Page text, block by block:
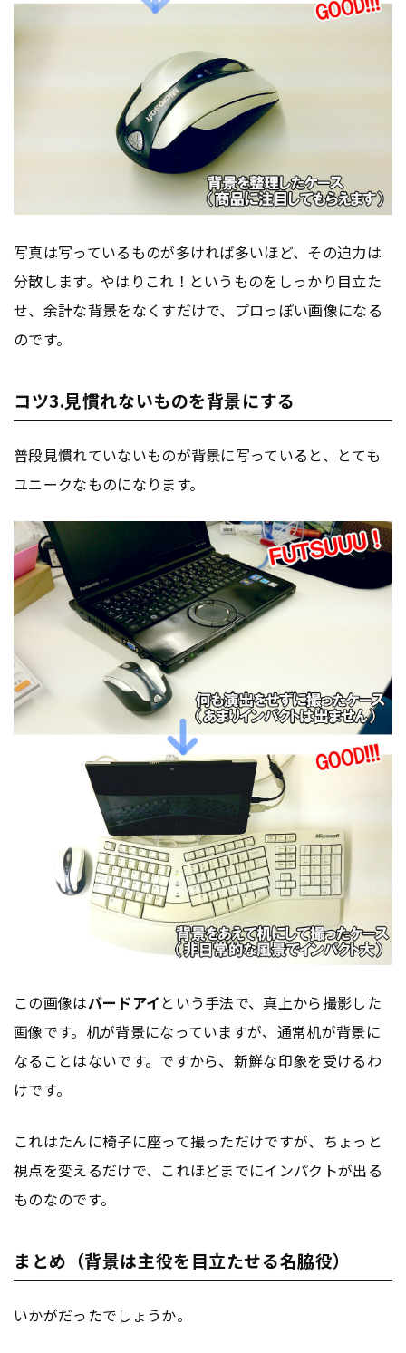
写真は写っているものが多ければ多いほど、その迫力は
分散します。やはりこれ！というものをしっかり目立た
せ、余計な背景をなくすだけで、プロっぽい画像になる
のです。
コツ3.見慣れないものを背景にする
普段見慣れていないものが背景に写っていると、とても
ユニークなものになります。
この画像はバードアイ という手法で、真上から撮影した
画像です。机が背景になっていますが、通常机が背景に
なることはないです。ですから、新鮮な印象を受けるわ
けです。
これはたんに椅子に座って撮っただけですが、ちょっと
視点を変えるだけで、これほどまでにインパクトが出る
ものなのです。
まとめ（背景は主役を目立たせる名脇役）
いかがだったでしょうか。